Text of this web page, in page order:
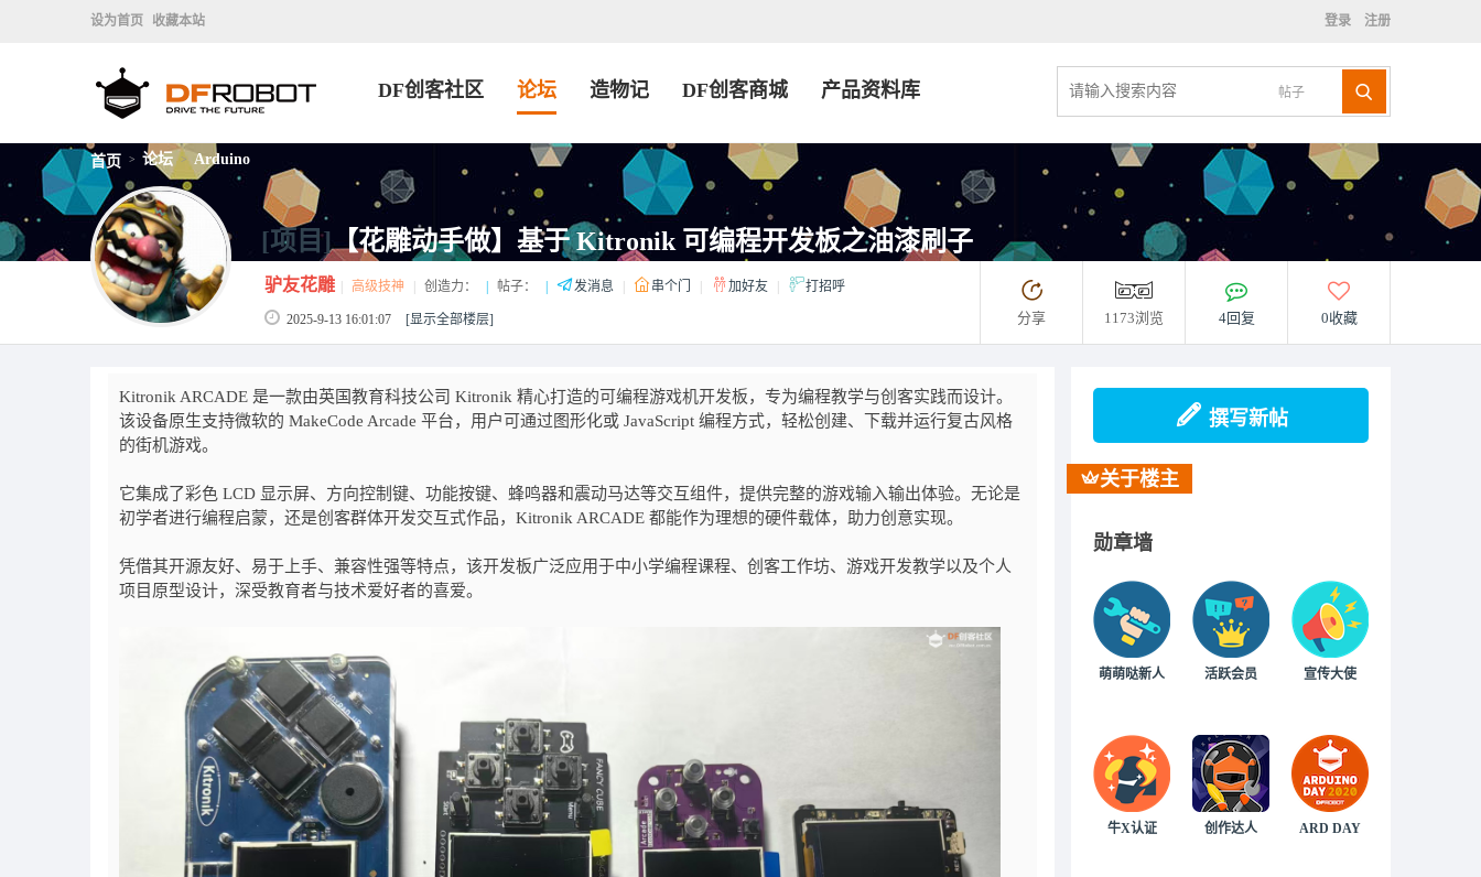
设为首页 收藏本站 登录 注册
帖子
DF创客社区 论坛 造物记 DF创客商城 产品资料库
首页 > 论坛 > Arduino
[项目]【花雕动手做】基于 Kitronik 可编程开发板之油漆刷子
驴友花雕 高级技神 创造力： 帖子： 发消息 串个门 加好友 打招呼
2025-9-13 16:01:07 [显示全部楼层] 分享 1173浏览 4回复 0收藏
Kitronik ARCADE 是一款由英国教育科技公司 Kitronik 精心打造的可编程游戏机开发板，专为编程教学与创客实践而设计。
该设备原生支持微软的 MakeCode Arcade 平台，用户可通过图形化或 JavaScript 编程方式，轻松创建、下载并运行复古风格
的街机游戏。
它集成了彩色 LCD 显示屏、方向控制键、功能按键、蜂鸣器和震动马达等交互组件，提供完整的游戏输入输出体验。无论是
初学者进行编程启蒙，还是创客群体开发交互式作品，Kitronik ARCADE 都能作为理想的硬件载体，助力创意实现。
凭借其开源友好、易于上手、兼容性强等特点，该开发板广泛应用于中小学编程课程、创客工作坊、游戏开发教学以及个人
项目原型设计，深受教育者与技术爱好者的喜爱。
撰写新帖
关于楼主
勋章墙
萌萌哒新人 活跃会员 宣传大使
牛X认证 创作达人 ARD DAY